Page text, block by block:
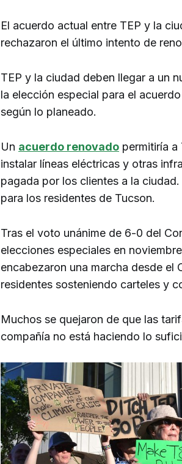
El acuerdo actual entre TEP y la
rechazaron el último intento de
TEP y la ciudad deben llegar a un
la elección especial para el
según lo planeado.
Un acuerdo renovado permitiría
instalar líneas eléctricas y otras
pagada por los clientes a la
para los residentes de Tucson.
Tras el voto unánime de 6-0 del
elecciones especiales en
encabezaron una marcha desde el
residentes sosteniendo carteles y
Muchos se quejaron de que las
compañía no está haciendo lo